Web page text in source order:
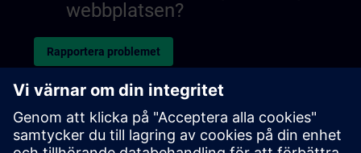
webbplatsen?
Rapportera problemet